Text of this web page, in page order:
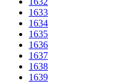
1633
1634
1635
1636
1637
1638
1639